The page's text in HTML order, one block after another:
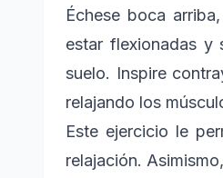
Échese boca
estar flexionadas y
suelo. Inspire
relajando los
Este ejercicio le
relajación.